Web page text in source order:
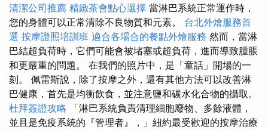
清潔公司推薦 精緻茶會點心選擇 當淋巴系統正常運作時，
您的身體可以正常清除不良物質和元素。 台北外燴服務首
選 按摩證照培訓班 適合各場合的餐點外燴服務 然而，當淋
巴結超負荷時，它們可能會被堵塞或超負荷，進而導致腫脹
和更嚴重的問題。 在我們的照片中，是「童話」開場的一
刻。 佩雷斯說，除了按摩之外，還有其他方法可以改善淋
巴健康，首先是均衡飲食，並注意鹽和碳水化合物的攝取。
杜拜簽證攻略 「淋巴系統負責清理細胞廢物、多餘液體，
並且是免疫系統的『管理者』，」紐約最受歡迎的按摩治療